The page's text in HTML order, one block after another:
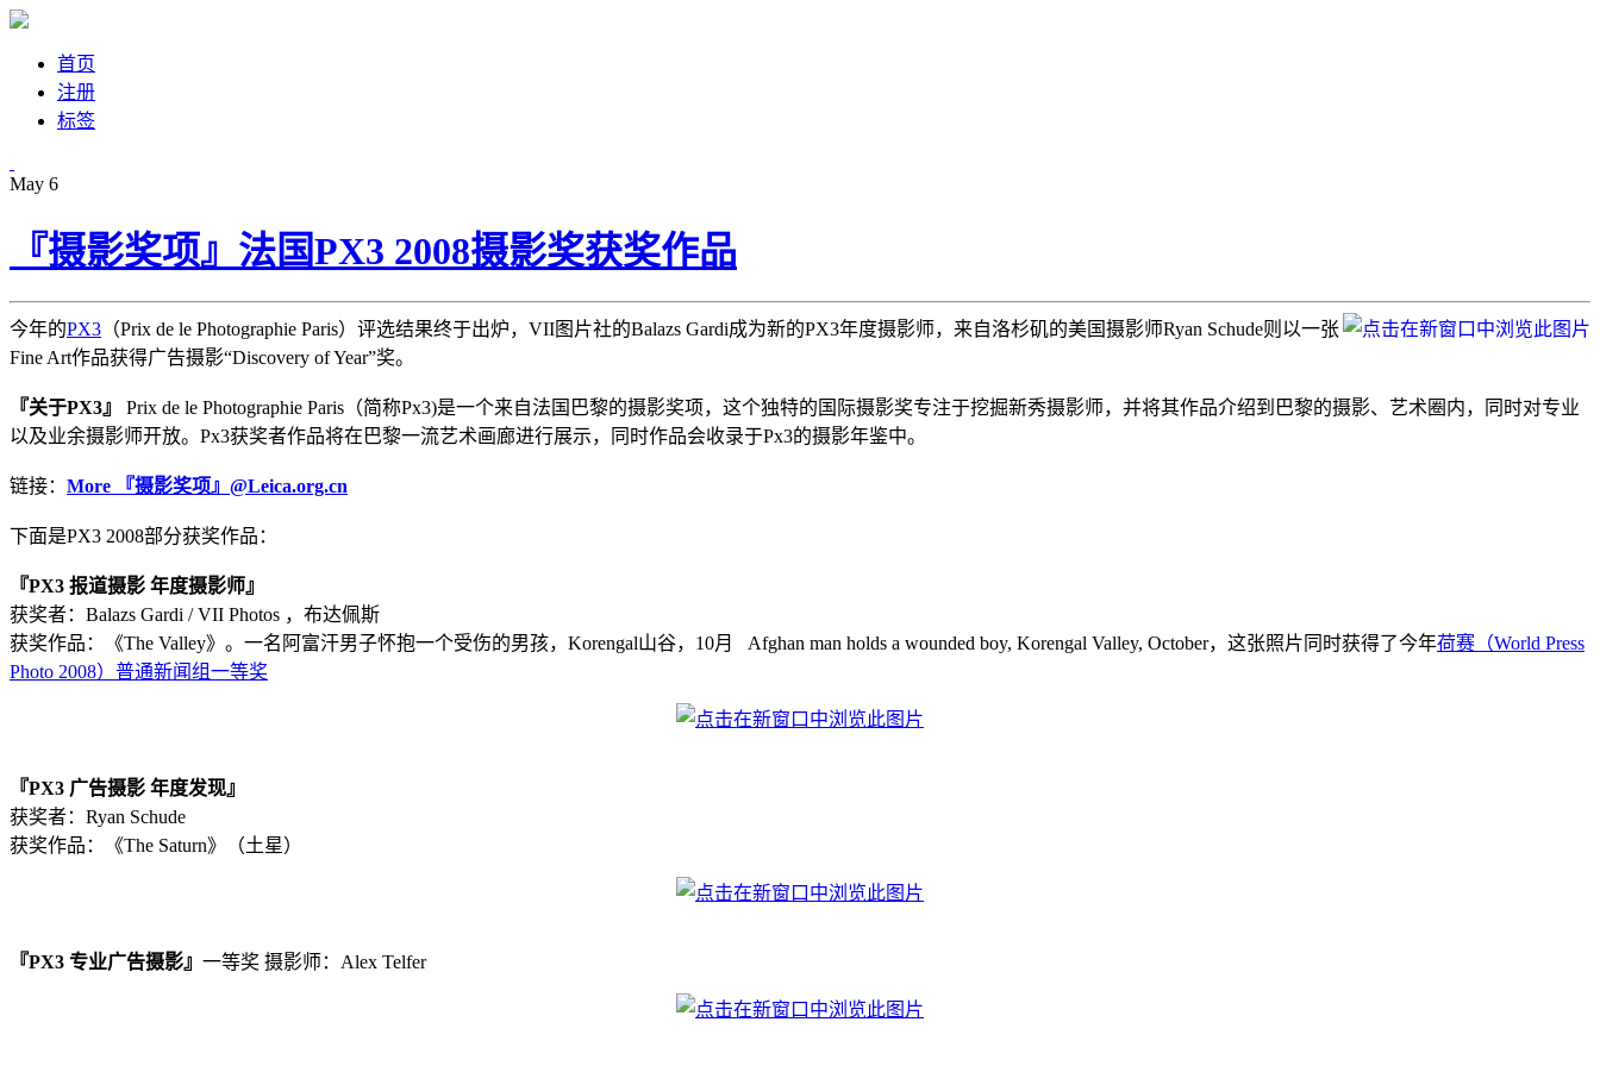
首页
注册
标签
May 6
『摄影奖项』法国PX3 2008摄影奖获奖作品
今年的PX3 （Prix de le Photographie Paris）评选结果终于出炉，VII图片社的Balazs Gardi成为新的PX3年度摄影师，来自洛杉矶的美国摄影师Ryan Schude则以一张
Fine Art作品获得广告摄影“Discovery of Year”奖。
『关于PX3』
Prix de le Photographie Paris（简称Px3)是一个来自法国巴黎的摄影奖项，这个独特的国际摄影奖专注于挖掘新秀摄影师，并将其作品介绍到巴黎的摄影、艺术圈内，同时对专业
以及业余摄影师开放。Px3获奖者作品将在巴黎一流艺术画廊进行展示，同时作品会收录于Px3的摄影年鉴中。
链接： More 『摄影奖项』@Leica.org.cn
下面是PX3 2008部分获奖作品：
『PX3 报道摄影 年度摄影师』
获奖者：Balazs Gardi / VII Photos ，布达佩斯
获奖作品：《The Valley》。一名阿富汗男子怀抱一个受伤的男孩，Korengal山谷，10月 Afghan man holds a wounded boy, Korengal Valley, October，这张照片同时获得了今年荷赛（World Press
Photo 2008）普通新闻组一等奖
『PX3 广告摄影 年度发现』
获奖者：Ryan Schude
获奖作品：《The Saturn》（土星）
『PX3 专业广告摄影』 一等奖 摄影师：Alex Telfer